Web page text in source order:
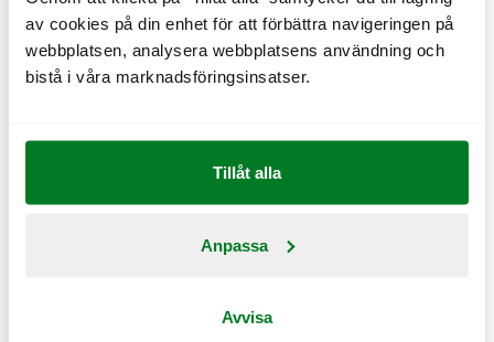
av cookies på din enhet för att förbättra navigeringen på
webbplatsen, analysera webbplatsens användning och
bistå i våra marknadsföringsinsatser.
Tillåt alla
Anpassa
Avvisa
och klimatkompenserar därmed 10 % mer än hela
värdekedjan släpper ut, vilket gör att företagets
klimatavtryck är positivt.
Juryns motivering lyder: "I takt med tiden belönar
Fast Food Awards 2019 ett initiativ där det omöjliga
plötsligt blir möjligt. När resten av världen brottas